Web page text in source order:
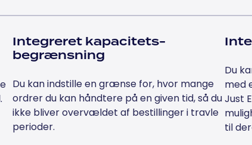
Integreret kapacitets-
begrænsning
Du kan indstille en grænse for, hvor mange
ordrer du kan håndtere på en given tid, så du
ikke bliver overvældet af bestillinger i travle
perioder.
Du
med
Just
til